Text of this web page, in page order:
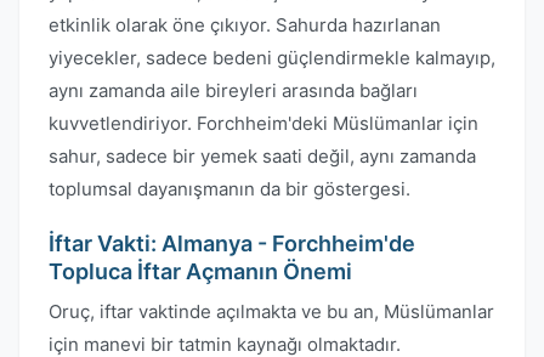
etkinlik olarak öne çıkıyor. Sahurda hazırlanan
yiyecekler, sadece bedeni güçlendirmekle kalmayıp,
aynı zamanda aile bireyleri arasında bağları
kuvvetlendiriyor. Forchheim'deki Müslümanlar için
sahur, sadece bir yemek saati değil, aynı zamanda
toplumsal dayanışmanın da bir göstergesi.
İftar Vakti: Almanya - Forchheim'de
Topluca İftar Açmanın Önemi
Oruç, iftar vaktinde açılmakta ve bu an, Müslümanlar
için manevi bir tatmin kaynağı olmaktadır.